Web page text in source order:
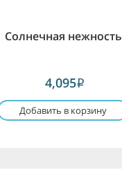
Солнечная нежность
4,095i
Добавить в корзину